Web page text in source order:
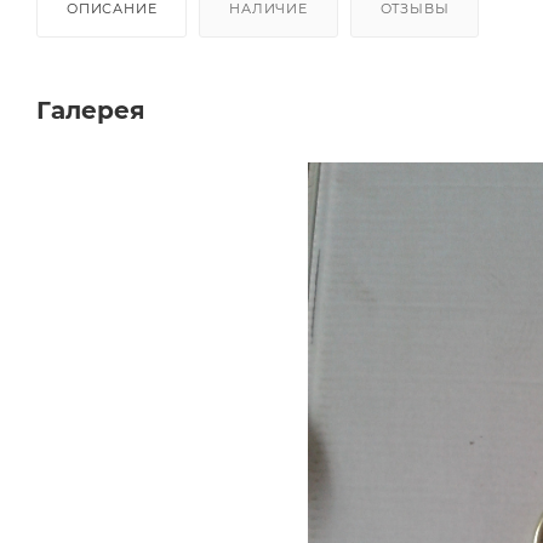
ОПИСАНИЕ НАЛИЧИЕ ОТЗЫВЫ
Галерея